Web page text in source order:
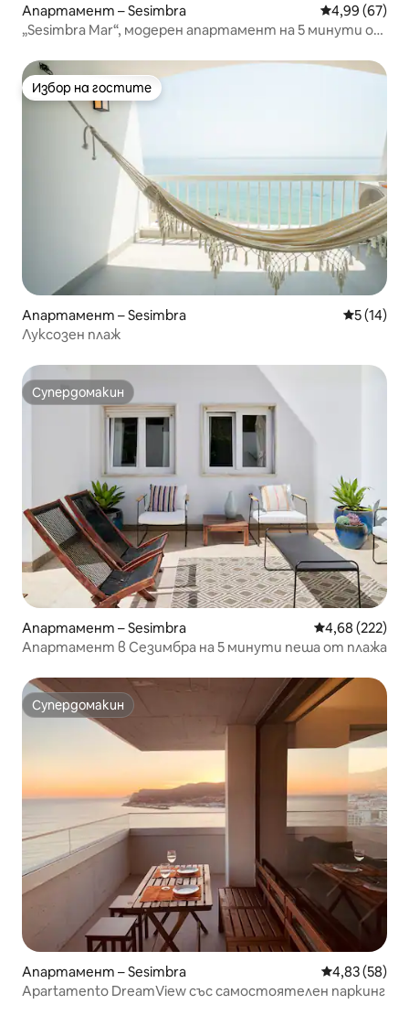
Апартамент – Sesimbra Средна
4,99 (67)
„Sesimbra Mar“, модерен апартамент на 5 минути от
Избор на гостите
Избор на гостите
Апартамент – Sesimbra Средна
5 (14)
Луксозен плаж
Супердомакин
Супердомакин
Апартамент – Sesimbra Средна
4,68 (222)
Апартамент в Сезимбра на 5 минути пеша от плажа
Супердомакин
Супердомакин
Апартамент – Sesimbra Средна
4,83 (58)
Apartamento DreamView със самостоятелен паркинг